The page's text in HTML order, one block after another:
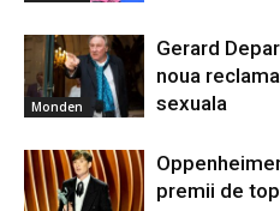
Monden
Gerard
noua
sexuala
premii de